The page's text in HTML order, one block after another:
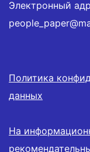
Электронный
Политика
данных
На